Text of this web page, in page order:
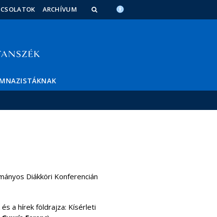
ARCHÍVUM
Diákköri Konferencián
a hírek földrajza: Kísérleti